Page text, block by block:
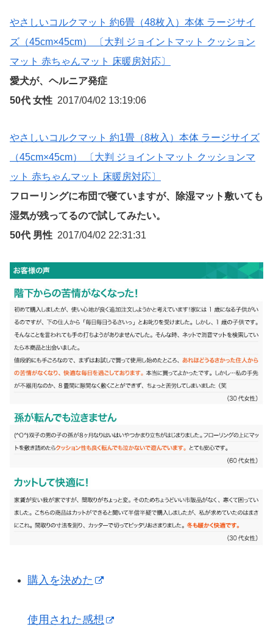
やさしいコルクマット 約6畳（48枚入）本体 ラージサイ
ズ（45cm×45cm） 〔大判 ジョイントマット クッション
マット 赤ちゃんマット 床暖房対応〕
愛犬が、ヘルニア発症
50代 女性 2017/04/02 13:19:06
やさしいコルクマット 約1畳（8枚入）本体 ラージサイズ
（45cm×45cm） 〔大判 ジョイントマット クッションマ
ット 赤ちゃんマット 床暖房対応〕
フローリングに布団で寝ていますが、除湿マット敷いても
湿気が残ってるので試してみたい。
50代 男性 2017/04/02 22:31:31
購入を決めた
使用された感想